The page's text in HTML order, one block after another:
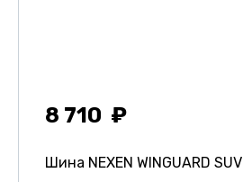
8 710
Шина NEXEN WINGUARD SUV